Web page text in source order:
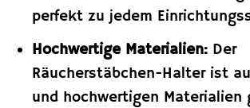
perfekt zu jedem
Hochwertige Materialien:Der
Räucherstäbchen-Halter ist
und hochwertigen Materialien